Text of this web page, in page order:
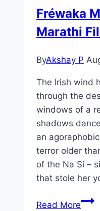
Fréwaka
Marathi
ByAkshay P
The Irish wind
through the
windows of a
shadows
an
terror older
of the Na Sí –
that stole her
Read More